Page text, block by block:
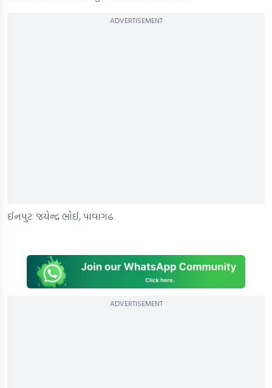
ADVERTISEMENT
ઈનપુટઃ જયેન્દ્ર ભોઈ, પાવાગઢ
ADVERTISEMENT